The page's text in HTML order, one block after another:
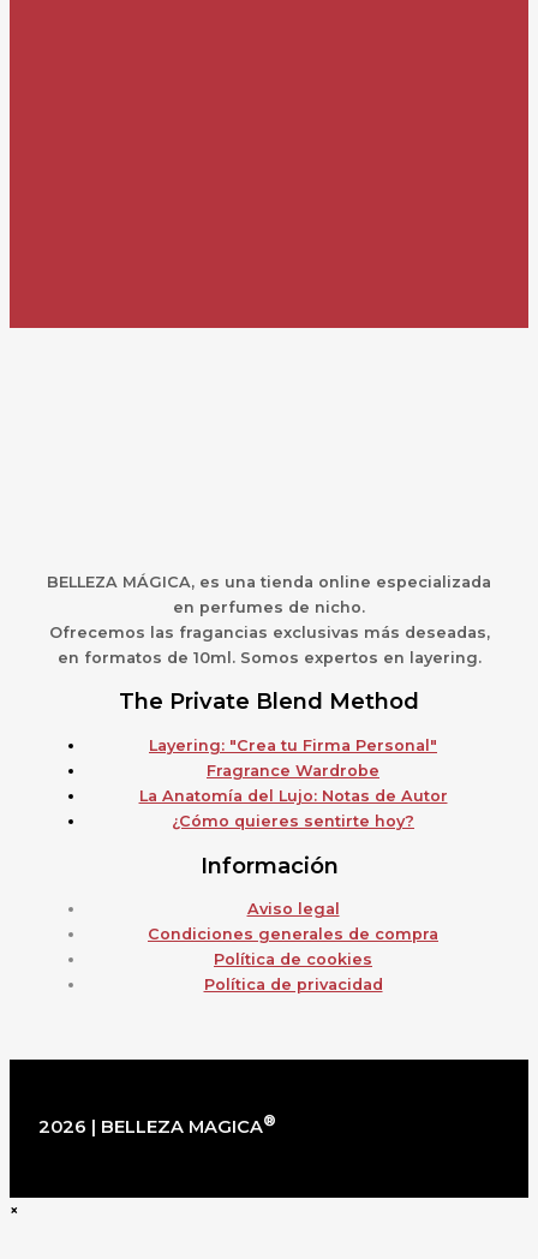
BELLEZA MÁGICA, es una tienda online especializada
en perfumes de nicho.
Ofrecemos las fragancias exclusivas más deseadas,
en formatos de 10ml. Somos expertos en layering.
The Private Blend Method
Layering: "Crea tu Firma Personal"
Fragrance Wardrobe
La Anatomía del Lujo: Notas de Autor
¿Cómo quieres sentirte hoy?
Información
Aviso legal
Condiciones generales de compra
Política de cookies
Política de privacidad
2026 | BELLEZA MAGICA®
×